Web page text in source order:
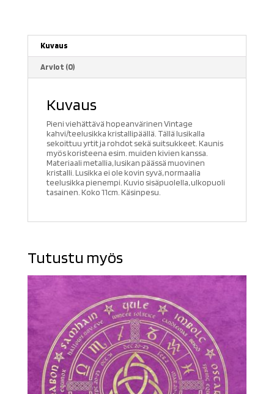
Kuvaus
Arviot (0)
Kuvaus
Pieni viehättävä hopeanvärinen Vintage
kahvi/teelusikka kristallipäällä. Tällä lusikalla
sekoittuu yrtit ja rohdot sekä suitsukkeet. Kaunis
myös koristeena esim. muiden kivien kanssa.
Materiaali metallia, lusikan päässä muovinen
kristalli. Lusikka ei ole kovin syvä, normaalia
teelusikka pienempi. Kuvio sisäpuolella, ulkopuoli
tasainen. Koko 11cm. Käsinpesu.
Tutustu myös